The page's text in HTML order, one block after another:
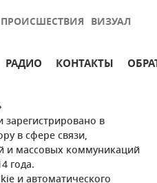
ПРОИСШЕСТВИЯ ВИЗУАЛ
РАДИО КОНТАКТЫ
в
в сфере связи,
и массовых коммуникаций
года.
и автоматического